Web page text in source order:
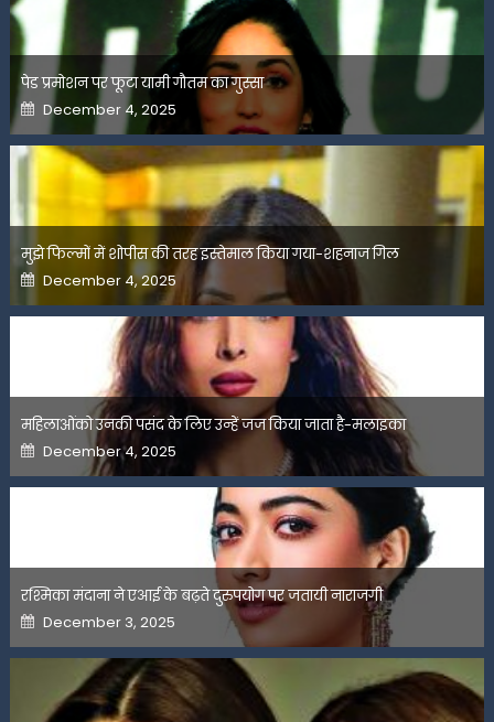
पेड प्रमोशन पर फूटा यामी गौतम का गुस्सा
Posted
on
December 4, 2025
मुझे फिल्मों में शोपीस की तरह इस्तेमाल किया गया-शहनाज गिल
Posted
on
December 4, 2025
महिलाओंको उनकी पसंद के लिए उन्हें जज किया जाता है-मलाइका
Posted
on
December 4, 2025
रश्मिका मंदाना ने एआई के बढ़ते दुरुपयोग पर जतायी नाराजगी
Posted
on
December 3, 2025